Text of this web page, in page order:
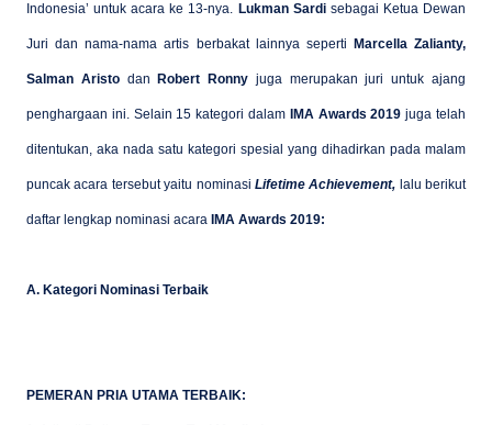
Indonesia’ untuk acara ke 13-nya. Lukman Sardi sebagai Ketua Dewan
Juri dan nama-nama artis berbakat lainnya seperti Marcella Zalianty,
Salman Aristo dan Robert Ronny juga merupakan juri untuk ajang
penghargaan ini. Selain 15 kategori dalam IMA Awards 2019juga telah
ditentukan, aka nada satu kategori spesial yang dihadirkan pada malam
puncak acara tersebut yaitu nominasi Lifetime Achievement, lalu berikut
daftar lengkap nominasi acara IMA Awards 2019:
A. Kategori Nominasi Terbaik
PEMERAN PRIA UTAMA TERBAIK: